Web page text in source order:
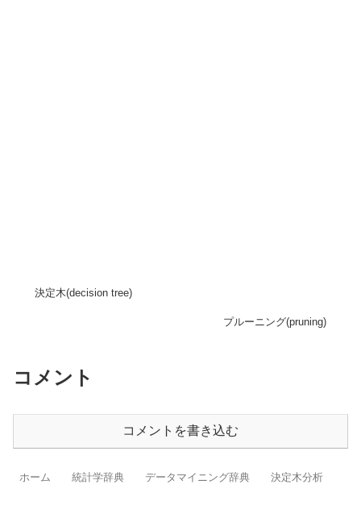
決定木(decision tree)
プルーニング(pruning)
コメント
コメントを書き込む
ホーム 統計学辞典 データマイニング辞典 決定木分析